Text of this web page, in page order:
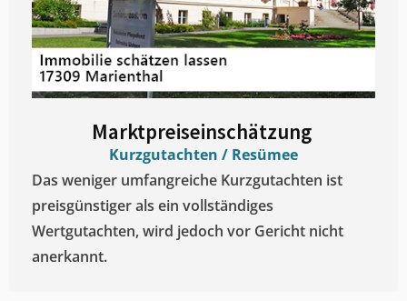
Marktpreiseinschätzung ​
Kurzgutachten / Resümee
Das weniger umfangreiche Kurzgutachten ist
preisgünstiger als ein vollständiges
Wertgutachten, wird jedoch vor Gericht nicht
anerkannt.